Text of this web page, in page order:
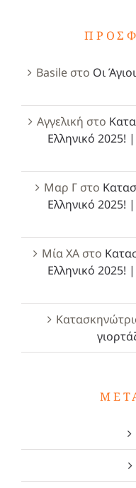
Basileστο Οι
Αγγελική στο
Ελληνικό 2025!
Μαρ Γστο
Ελληνικό 2025!
Μία ΧΑστο
Ελληνικό 2025!